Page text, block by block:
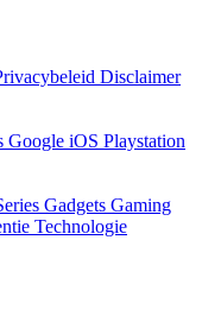
Disclaimer
Google iOS Playstation
Gadgets Gaming
Technologie